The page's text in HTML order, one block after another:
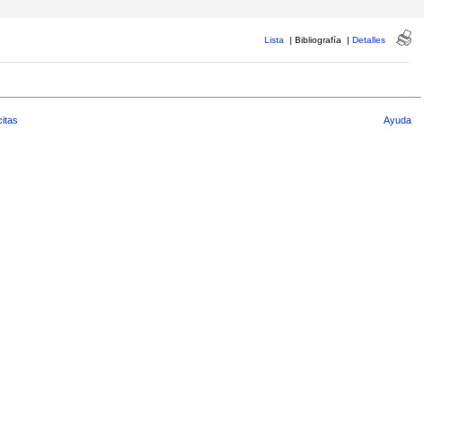
Lista | Bibliografía | Detalles
Ayuda